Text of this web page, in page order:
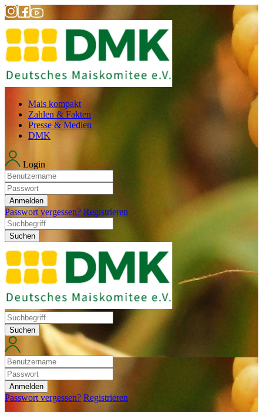
Mais kompakt
Zahlen & Fakten
Presse & Medien
DMK
Login
Anmelden
Passwort vergessen? Registrieren
Suchen
Suchen
Anmelden
Passwort vergessen? Registrieren